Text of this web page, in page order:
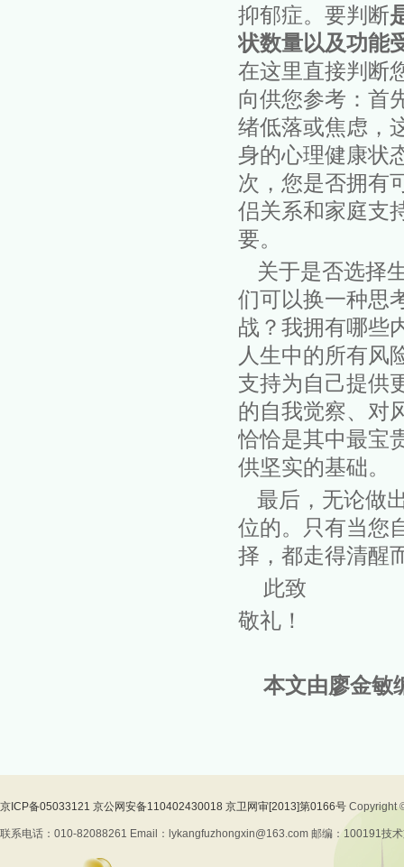
抑郁症。 要判断
状数量以及功能
在这里直接判断
向供您参考： 首
绪低落或焦虑，
身的心理健康状
次 ，您是否拥有
侣关系和家庭支
要。
关于是否选择
们可以换一种思
战？我拥有哪些
人生中的所有风
支持为自己提供
的自我觉察、对
恰恰是其中最宝
供坚实的基础。
最后，无论做
位的。只有当您
择，都走得清醒
此致
敬礼！
本文由廖金敏
京ICP备05033121 京公网安备110402430018 京卫网审[2013]第0166号 Copyright
联系电话：010-82088261 Email：lykangfuzhongxin@163.com 邮编：100191技